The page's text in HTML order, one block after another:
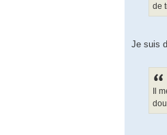
de
Je suis
Il